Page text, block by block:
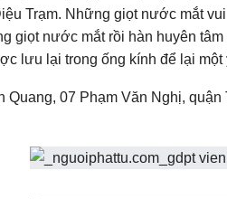
Trạm. Những giọt nước mắt
giọt nước mắt rồi hàn huyên
lưu lại trong ống kính để lại một
Quang, 07 Phạm Văn Nghị,